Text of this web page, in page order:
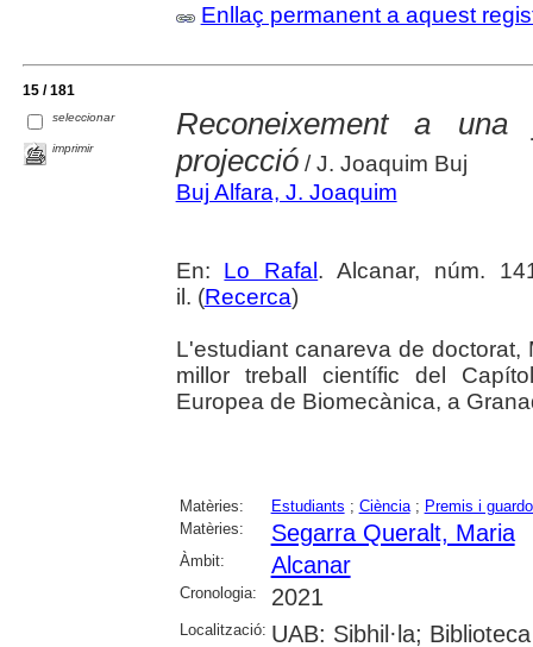
Enllaç permanent a aquest
15 / 181
seleccionar
imprimir
Reconeixement a
projecció/ J. Joaquim Buj
Buj Alfara, J. Joaquim
En: Lo Rafal. Alcanar, núm.
il. (Recerca)
L'estudiant canareva de doctorat,
millor treball científic del
Europea de Biomecànica, a
Matèries: Estudiants ; Ciència; Premis i
Matèries:
Segarra Queralt, Maria
Àmbit: Alcanar
Cronologia: 2021
Localització: UAB: Sibhil·la;